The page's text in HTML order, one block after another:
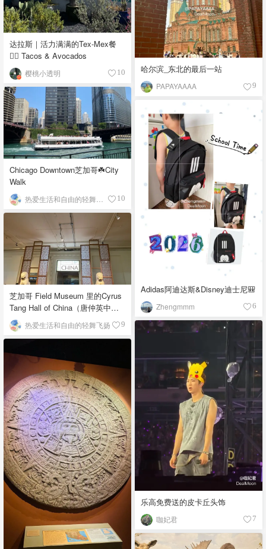
达拉斯｜活力满满的Tex-Mex餐
👉🏼 Tacos & Avocados
樱桃小透明 10 哈尔滨_东北的最后一站
PAPAYAAAA 9
Chicago Downtown芝加哥☘️City
Walk
10
Adidas阿迪达斯&Disney迪士尼🎒
Zhengmmm 6
芝加哥 Field Museum 里的Cyrus
Tang Hall of China（唐仲英中国
馆） 热爱生活和自由的轻舞飞扬 9
乐高免费送的皮卡丘头饰
咖妃君 7